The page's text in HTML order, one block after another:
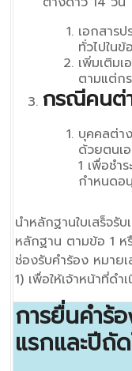
เอกสาร
ทั่วไปในข้
เพิ่มเติม
ตามแต่
กรณีคนต่
บุคคลต่า
ด้วยตนเ
1 เพื่อชำ
กำหนดอ
นำหลักฐานใบเสร็จรั
หลักฐาน ตามข้อ 1
ช่องรับคำร้อง หมาย
1) เพื่อให้เจ้าหน้าที่ด
การยื่นคำร้
แรกและปีถั